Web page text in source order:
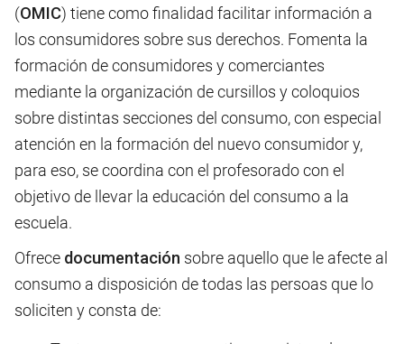
(OMIC) tiene como finalidad facilitar información a
los consumidores sobre sus derechos. Fomenta la
formación de consumidores y comerciantes
mediante la organización de cursillos y coloquios
sobre distintas secciones del consumo, con especial
atención en la formación del nuevo consumidor y,
para eso, se coordina con el profesorado con el
objetivo de llevar la educación del consumo a la
escuela.
Ofrece documentación sobre aquello que le afecte al
consumo a disposición de todas las persoas que lo
soliciten y consta de: